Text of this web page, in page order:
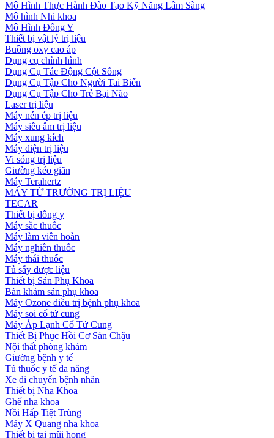
Mô Hình Thực Hành Đào Tạo Kỹ Năng Lâm Sàng
Mô hình Nhi khoa
Mô Hình Đông Y
Thiết bị vật lý trị liệu
Buồng oxy cao áp
Dụng cụ chỉnh hình
Dụng Cụ Tác Động Cột Sống
Dụng Cụ Tập Cho Người Tai Biến
Dụng Cụ Tập Cho Trẻ Bại Não
Laser trị liệu
Máy nén ép trị liệu
Máy siêu âm trị liệu
Máy xung kích
Máy điện trị liệu
Vi sóng trị liệu
Giường kéo giãn
Máy Terahertz
MÁY TỪ TRƯỜNG TRỊ LIỆU
TECAR
Thiết bị đông y
Máy sắc thuốc
Máy làm viên hoàn
Máy nghiền thuốc
Máy thái thuốc
Tủ sấy dược liệu
Thiết bị Sản Phụ Khoa
Bàn khám sản phụ khoa
Máy Ozone điều trị bệnh phụ khoa
Máy soi cổ tử cung
Máy Áp Lạnh Cổ Tử Cung
Thiết Bị Phục Hồi Cơ Sàn Chậu
Nội thất phòng khám
Giường bệnh y tế
Tủ thuốc y tế đa năng
Xe di chuyển bệnh nhân
Thiết bị Nha Khoa
Ghế nha khoa
Nồi Hấp Tiệt Trùng
Máy X Quang nha khoa
Thiết bị tai mũi họng